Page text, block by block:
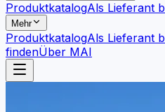
ProduktkatalogAls Lieferant
Mehr
ProduktkatalogAls Lieferant
findenÜber MAI